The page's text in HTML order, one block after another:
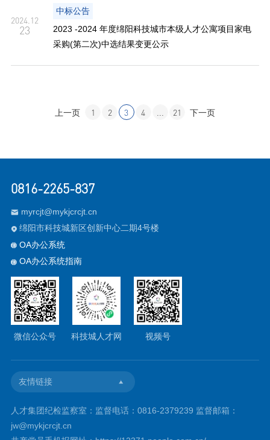
2024.12
23
中标公告
2023 -2024 年度绵阳科技城市本级人才公寓项目家电
采购(第二次)中选结果变更公示
上一页 1 2 3 4 21 下一页
0816-2265-837
 myrcjt@mykjcrcjt.cn
 绵阳市科技城新区创新中心二期4号楼
 OA办公系统
 OA办公系统指南
微信公众号 科技城人才网 视频号
人才集团纪检监察室：监督电话：0816-2379239 监督邮箱：
jw@mykjcrcjt.cn
友情链接